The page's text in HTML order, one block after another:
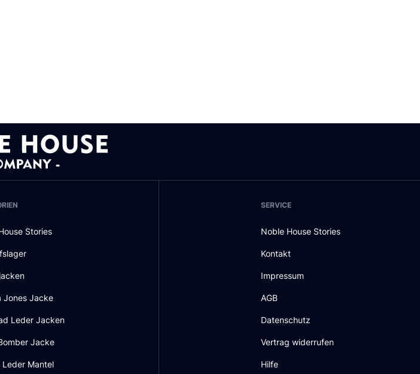
Stories
Jones Jacke
Leder Jacken
Jacke
Leder Mantel
SERVICE
Noble House Stories
Kontakt
Impressum
AGB
Datenschutz
Vertrag widerrufen
Hilfe